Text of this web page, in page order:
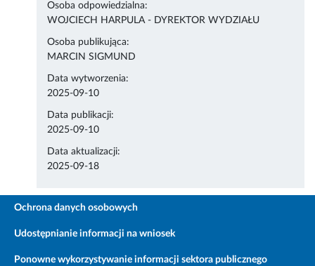
Osoba odpowiedzialna:
WOJCIECH HARPULA - DYREKTOR WYDZIAŁU
Osoba publikująca:
MARCIN SIGMUND
Data wytworzenia:
2025-09-10
Data publikacji:
2025-09-10
Data aktualizacji:
2025-09-18
Ochrona danych osobowych
Udostępnianie informacji na wniosek
Ponowne wykorzystywanie informacji sektora publicznego